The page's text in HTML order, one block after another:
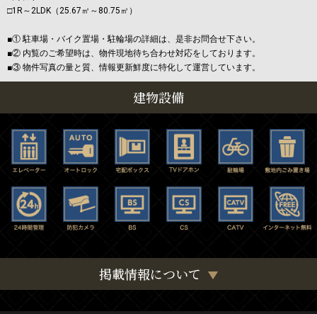
□1R～2LDK（25.67㎡～80.75㎡）
■① 駐車場・バイク置場・駐輪場の詳細は、是非お問合せ下さい。
■② 内覧のご希望時は、物件現地待ち合わせ対応をしております。
■③ 物件写真の量と質、情報更新鮮度に特化して運営しています。
建物設備
掲載情報について